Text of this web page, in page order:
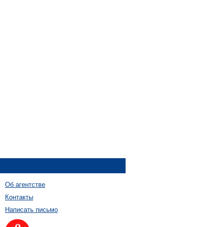
Об агентстве
Контакты
Написать письмо